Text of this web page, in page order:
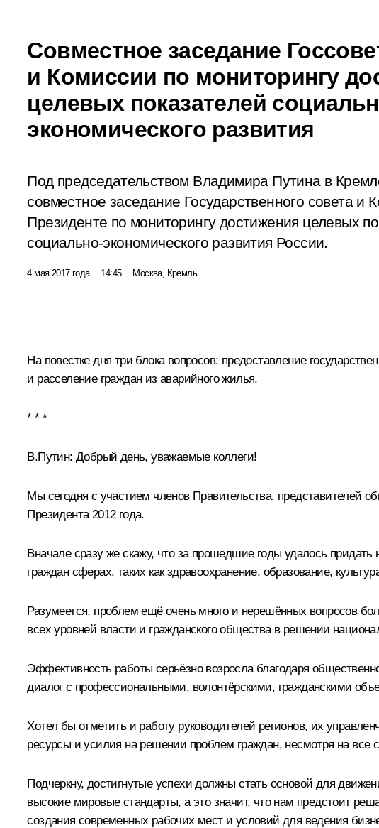
Совместное заседание
и Комиссии по мониторингу
целевых показателей
экономического развития
Под председательством Владимира Путина в
совместное заседание Государственного совета и
Президенте по мониторингу достижения целевых
социально-экономического развития России.
4 мая 2017 года 14:45 Москва, Кремль
На повестке дня три блока вопросов: предоставление
и расселение граждан из аварийного жилья.
* * *
В.Путин: Добрый день, уважаемые коллеги!
Мы сегодня с участием членов Правительства, представителей
Президента 2012 года.
Вначале сразу же скажу, что за прошедшие годы удалось
граждан сферах, таких как здравоохранение, образование,
Разумеется, проблем ещё очень много и нерешённых вопросов
всех уровней власти и гражданского общества в решении
Эффективность работы серьёзно возросла благодаря
диалог с профессиональными, волонтёрскими, гражданскими
Хотел бы отметить и работу руководителей регионов, их
ресурсы и усилия на решении проблем граждан, несмотря на все
Подчеркну, достигнутые успехи должны стать основой для
высокие мировые стандарты, а это значит, что нам предстоит
создания современных рабочих мест и условий для ведения